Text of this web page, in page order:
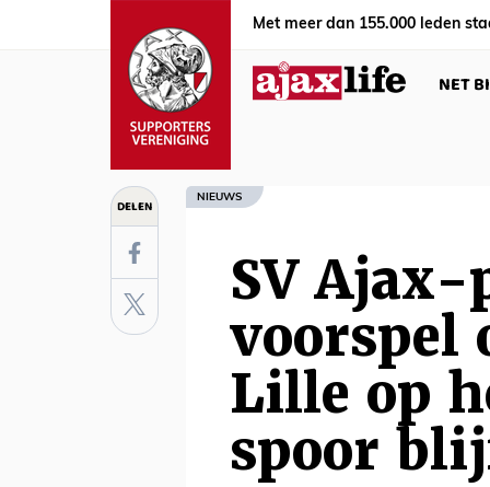
Met meer dan 155.000 leden
NET
DELEN NIEUWS
SV Ajax-
voorspel
Lille op
spoor